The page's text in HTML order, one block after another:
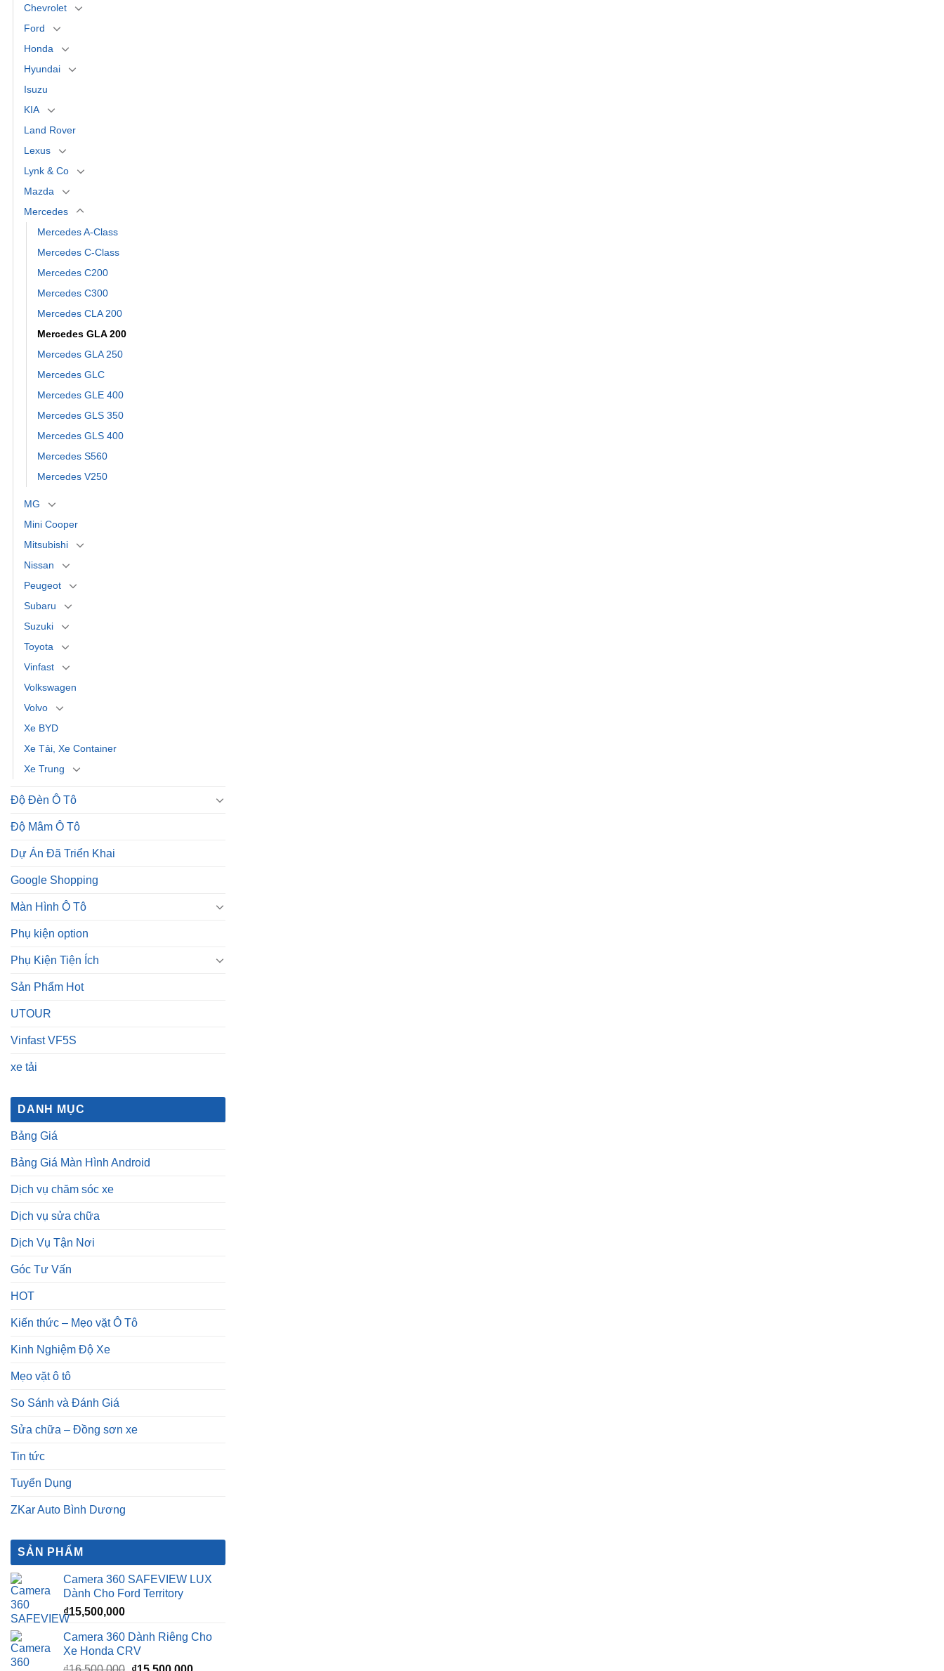
Chevrolet
Ford
Honda
Hyundai
Isuzu
KIA
Land Rover
Lexus
Lynk & Co
Mazda
Mercedes
Mercedes A-Class
Mercedes C-Class
Mercedes C200
Mercedes C300
Mercedes CLA 200
Mercedes GLA 200
Mercedes GLA 250
Mercedes GLC
Mercedes GLE 400
Mercedes GLS 350
Mercedes GLS 400
Mercedes S560
Mercedes V250
MG
Mini Cooper
Mitsubishi
Nissan
Peugeot
Subaru
Suzuki
Toyota
Vinfast
Volkswagen
Volvo
Xe BYD
Xe Tải, Xe Container
Xe Trung
Độ Đèn Ô Tô
Độ Mâm Ô Tô
Dự Án Đã Triển Khai
Google Shopping
Màn Hình Ô Tô
Phụ kiện option
Phụ Kiện Tiện Ích
Sản Phẩm Hot
UTOUR
Vinfast VF5S
xe tải
DANH MỤC
Bảng Giá
Bảng Giá Màn Hình Android
Dịch vụ chăm sóc xe
Dịch vụ sửa chữa
Dịch Vụ Tận Nơi
Góc Tư Vấn
HOT
Kiến thức – Mẹo vặt Ô Tô
Kinh Nghiệm Độ Xe
Mẹo vặt ô tô
So Sánh và Đánh Giá
Sửa chữa – Đồng sơn xe
Tin tức
Tuyển Dụng
ZKar Auto Bình Dương
SẢN PHẨM
Camera 360 SAFEVIEW LUX
Dành Cho Ford Territory
₫15,500,000
Camera 360 Dành Riêng Cho
Xe Honda CRV
Giá Giá